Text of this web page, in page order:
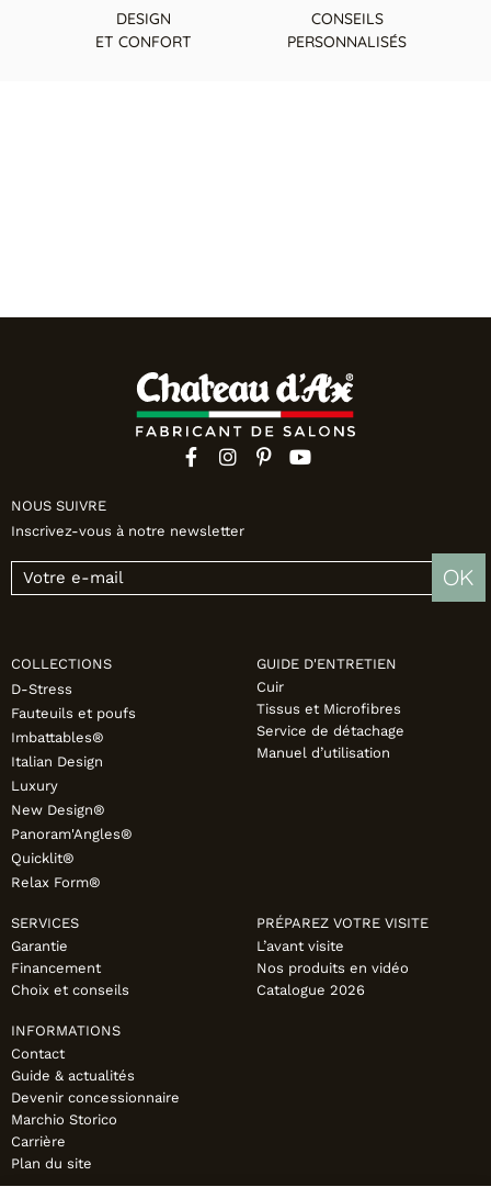
DESIGN
ET CONFORT
CONSEILS
PERSONNALISÉS
NOUS SUIVRE
Inscrivez-vous à notre newsletter
OK
COLLECTIONS
D-Stress
Fauteuils et poufs
Imbattables®
Italian Design
Luxury
New Design®
Panoram'Angles®
Quicklit®
Relax Form®
GUIDE D'ENTRETIEN
Cuir
Tissus et Microfibres
Service de détachage
Manuel d’utilisation
SERVICES
Garantie
Financement
Choix et conseils
PRÉPAREZ VOTRE VISITE
L’avant visite
Nos produits en vidéo
Catalogue 2026
INFORMATIONS
Contact
Guide & actualités
Devenir concessionnaire
Marchio Storico
Carrière
Plan du site